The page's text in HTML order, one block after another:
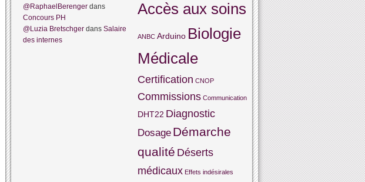
@RaphaelBerenger dans
Concours PH
@Luzia Bretschger dans Salaire
des internes
Accès aux soins
ANBC Arduino Biologie
Médicale
Certification CNOP
Commissions Communication
DHT22 Diagnostic
Dosage Démarche
qualité Déserts
médicaux Effets indésirales